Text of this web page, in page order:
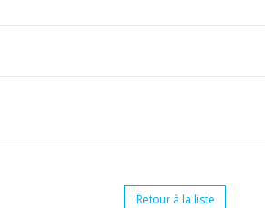
Retour à la liste